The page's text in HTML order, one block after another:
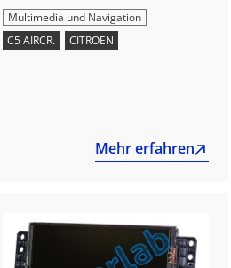
Multimedia und Navigation
C5 AIRCR.
CITROEN
Mehr erfahren